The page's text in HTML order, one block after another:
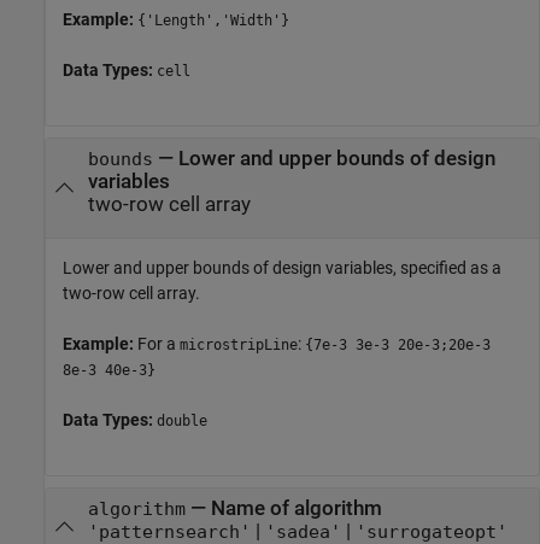
Example: {'Length','Width'}
Data Types: cell
bounds — Lower and upper bounds of design
variables
two-row cell array
Lower and upper bounds of design variables, specified as a
two-row cell array.
Example: For a microstripLine: {7e-3 3e-3 20e-3;20e-3
8e-3 40e-3}
Data Types: double
algorithm— Name of algorithm
'patternsearch' | 'sadea' | 'surrogateopt'